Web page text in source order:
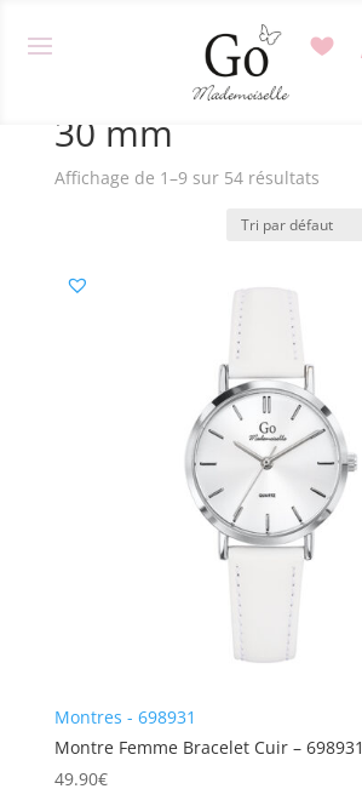
/ Produit Diamètre / 30 mm
30 mm
Affichage de 1–9 sur 54 résultats
Montres - 698931
Montre Femme Bracelet Cuir – 698931
49.90€